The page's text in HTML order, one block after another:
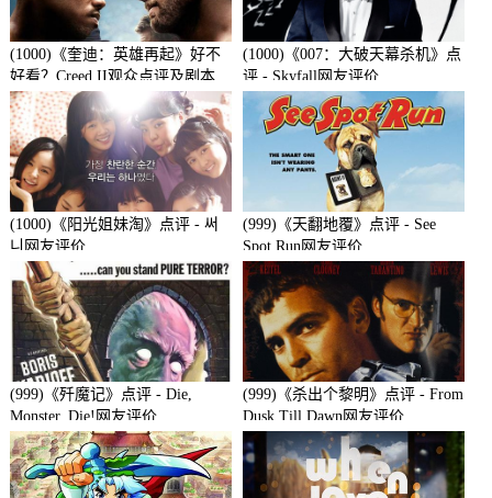
(1000)《奎迪：英雄再起》好不
好看？Creed II观众点评及剧本
(1000)《007：大破天幕杀机》点
评 - Skyfall网友评价
(1000)《阳光姐妹淘》点评 - 써
니网友评价
(999)《天翻地覆》点评 - See
Spot Run网友评价
(999)《歼魔记》点评 - Die,
Monster, Die!网友评价
(999)《杀出个黎明》点评 - From
Dusk Till Dawn网友评价